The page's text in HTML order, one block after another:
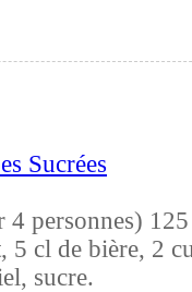
Sucrées
personnes)
5 cl de bière, 2
sucre.